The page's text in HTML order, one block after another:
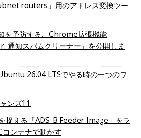
routers」用のアドレス変換ツー
を予防する、Chrome拡張機能
通知スパムクリーナー」を公開しま
26.04 LTSでやる時の一つのワ
ンズ11
捉える「ADS-B Feeder Image」をラ
コンテナで動かす